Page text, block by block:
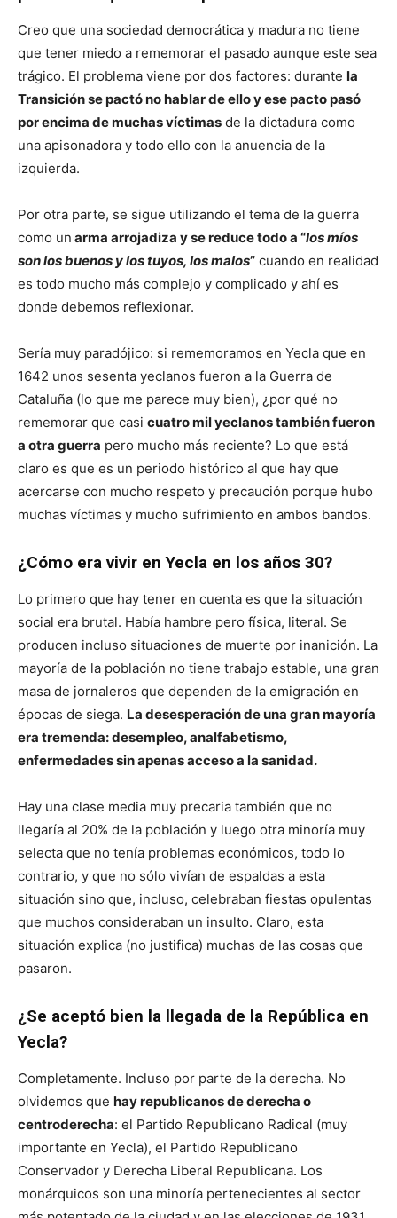
Creo que una sociedad democrática y madura no tiene
que tener miedo a rememorar el pasado aunque este sea
trágico. El problema viene por dos factores: durante la
Transición se pactó no hablar de ello y ese pacto pasó
por encima de muchas víctimas de la dictadura como
una apisonadora y todo ello con la anuencia de la
izquierda.
Por otra parte, se sigue utilizando el tema de la guerra
como un arma arrojadiza y se reduce todo a “los míos
son los buenos y los tuyos, los malos” cuando en realidad
es todo mucho más complejo y complicado y ahí es
donde debemos reflexionar.
Sería muy paradójico: si rememoramos en Yecla que en
1642 unos sesenta yeclanos fueron a la Guerra de
Cataluña (lo que me parece muy bien), ¿por qué no
rememorar que casi cuatro mil yeclanos también fueron
a otra guerra pero mucho más reciente? Lo que está
claro es que es un periodo histórico al que hay que
acercarse con mucho respeto y precaución porque hubo
muchas víctimas y mucho sufrimiento en ambos bandos.
¿Cómo era vivir en Yecla en los años 30?
Lo primero que hay tener en cuenta es que la situación
social era brutal. Había hambre pero física, literal. Se
producen incluso situaciones de muerte por inanición. La
mayoría de la población no tiene trabajo estable, una gran
masa de jornaleros que dependen de la emigración en
épocas de siega. La desesperación de una gran mayoría
era tremenda: desempleo, analfabetismo,
enfermedades sin apenas acceso a la sanidad.
Hay una clase media muy precaria también que no
llegaría al 20% de la población y luego otra minoría muy
selecta que no tenía problemas económicos, todo lo
contrario, y que no sólo vivían de espaldas a esta
situación sino que, incluso, celebraban fiestas opulentas
que muchos consideraban un insulto. Claro, esta
situación explica (no justifica) muchas de las cosas que
pasaron.
¿Se aceptó bien la llegada de la República en
Yecla?
Completamente. Incluso por parte de la derecha. No
olvidemos que hay republicanos de derecha o
centroderecha: el Partido Republicano Radical (muy
importante en Yecla), el Partido Republicano
Conservador y Derecha Liberal Republicana. Los
monárquicos son una minoría pertenecientes al sector